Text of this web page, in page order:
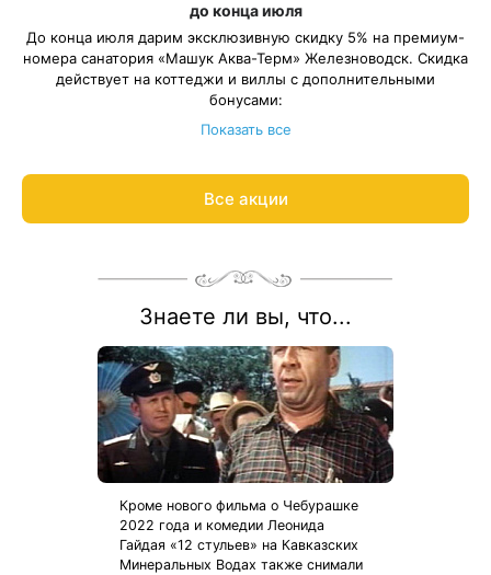
до конца июля
До конца июля дарим эксклюзивную скидку 5% на премиум-
номера санатория «Машук Аква-Терм» Железноводск. Скидка
действует на коттеджи и виллы с дополнительными
бонусами:
Номера Cottage 4*. Уютный номер на первом или втором
этаже коттеджа с камином или террасой. В подарок — 2
открытым бассейном, террасой и гостиной с камином.
Безлимитное посещение «Итальянских терм». Трансфер на
Период действия акции: с 11 июля по 31 июля 2026 года. Если
путёвка включает переходные даты: цена рассчитывается со
Рассчитаем цену со скидкой и забронируем отдых по
Показать все
Все акции
Знаете ли вы, что...
Кроме нового фильма о Чебурашке
2022 года и комедии Леонида
Гайдая «12 стульев» на Кавказских
Минеральных Водах также снимали